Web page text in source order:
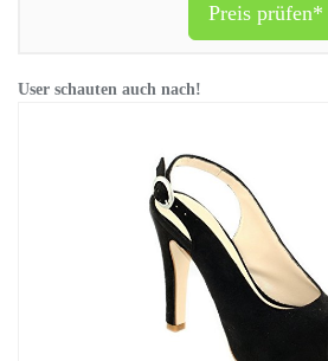
Preis prüfen*
User schauten auch nach!